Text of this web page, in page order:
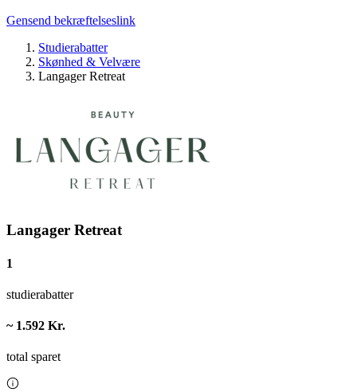
Gensend bekræftelseslink
Studierabatter
Skønhed & Velvære
Langager Retreat
Langager Retreat
1
studierabatter
~ 1.592 Kr.
total sparet